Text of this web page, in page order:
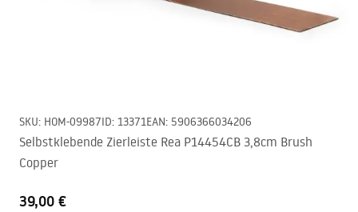
SKU: HOM-09987ID: 13371EAN: 5906366034206
Selbstklebende Zierleiste Rea P14454CB 3,8cm Brush
Copper
39,00 €